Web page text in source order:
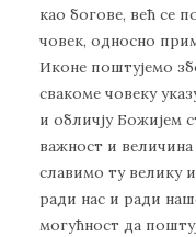
као богове, већ се
човек, односно
Иконе поштујемо
свакоме човеку
и обличју Божијем
важност и
славимо ту велику
ради нас и ради
могућност да